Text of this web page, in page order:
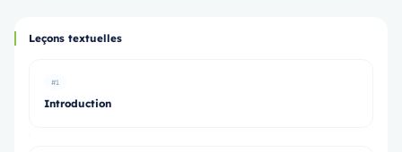
Leçons textuelles
#1
Introduction